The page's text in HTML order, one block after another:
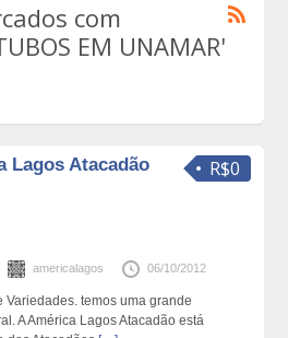
com
EM UNAMAR'
R$0
Lagos Atacadão
americalagos 06/10/2012
temos uma grande
A América Lagos Atacadão está